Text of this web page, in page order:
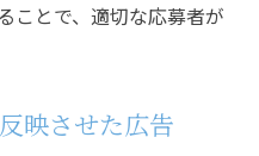
ことで、適切な応募者が
映させた広告